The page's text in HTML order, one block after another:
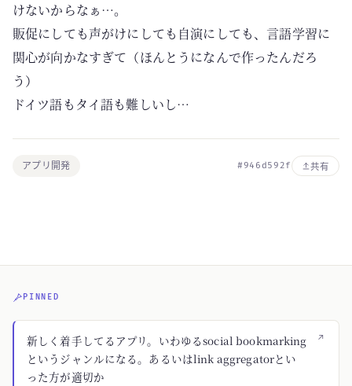
けないからなぁ…。
販促にしても声がけにしても自演にしても、言語学習に
関心が向かなすぎて（ほんとうになんで作ったんだろ
う）
ドイツ語もタイ語も難しいし…
アプリ開発 #946d592f 共有
PINNED
↗
新しく着手してるアプリ。いわゆるsocial bookmarking
というジャンルになる。あるいはlink aggregatorとい
った方が適切か